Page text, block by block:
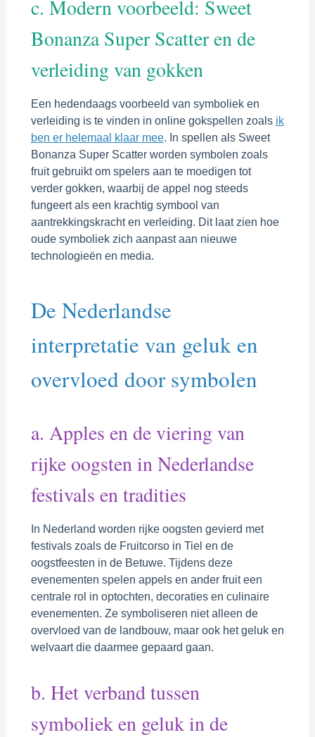
c. Modern voorbeeld: Sweet
Bonanza Super Scatter en de
verleiding van gokken
Een hedendaags voorbeeld van symboliek en
verleiding is te vinden in online gokspellen zoals ik
ben er helemaal klaar mee. In spellen als Sweet
Bonanza Super Scatter worden symbolen zoals
fruit gebruikt om spelers aan te moedigen tot
verder gokken, waarbij de appel nog steeds
fungeert als een krachtig symbool van
aantrekkingskracht en verleiding. Dit laat zien hoe
oude symboliek zich aanpast aan nieuwe
technologieën en media.
De Nederlandse
interpretatie van geluk en
overvloed door symbolen
a. Apples en de viering van
rijke oogsten in Nederlandse
festivals en tradities
In Nederland worden rijke oogsten gevierd met
festivals zoals de Fruitcorso in Tiel en de
oogstfeesten in de Betuwe. Tijdens deze
evenementen spelen appels en ander fruit een
centrale rol in optochten, decoraties en culinaire
evenementen. Ze symboliseren niet alleen de
overvloed van de landbouw, maar ook het geluk en
welvaart die daarmee gepaard gaan.
b. Het verband tussen
symboliek en geluk in de